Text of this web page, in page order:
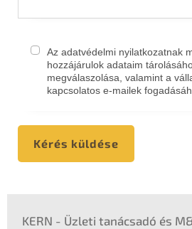
Az adatvédelmi nyilatkozatnak
hozzájárulok adataim
megválaszolása, valamint a
kapcsolatos e-mailek
Kérés küldése
KERN - Üzleti tanácsadó és